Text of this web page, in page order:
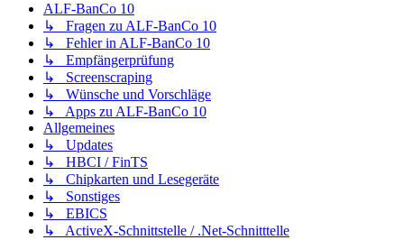
ALF-BanCo 10
↳ Fragen zu ALF-BanCo 10
↳ Fehler in ALF-BanCo 10
↳ Empfängerprüfung
↳ Screenscraping
↳ Wünsche und Vorschläge
↳ Apps zu ALF-BanCo 10
Allgemeines
↳ Updates
↳ HBCI / FinTS
↳ Chipkarten und Lesegeräte
↳ Sonstiges
↳ EBICS
↳ ActiveX-Schnittstelle / .Net-Schnitttelle